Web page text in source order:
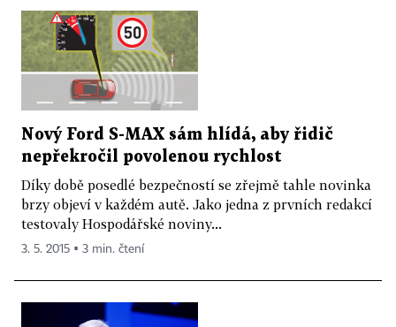
Nový Ford S-MAX sám hlídá, aby řidič
nepřekročil povolenou rychlost
Díky době posedlé bezpečností se zřejmě tahle novinka
brzy objeví v každém autě. Jako jedna z prvních redakcí
testovaly Hospodářské noviny...
3. 5. 2015 ▪ 3 min. čtení